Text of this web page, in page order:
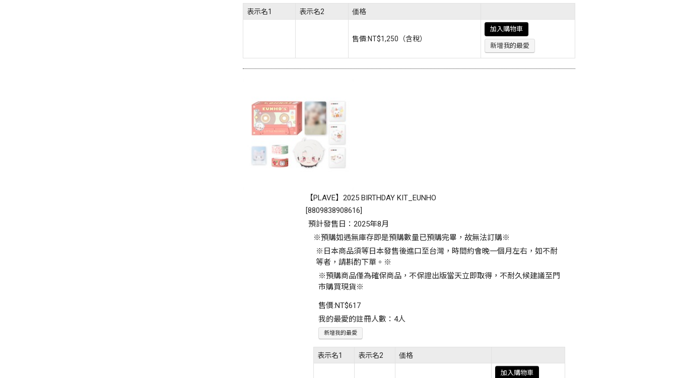
表示名1 表示名2 価格
售價:NT$1,250 （含稅）
加入購物車
新增我的最愛
【PLAVE】2025 BIRTHDAY KIT_EUNHO
[8809838908616]
預計發售日：2025年8月
※預購如遇無庫存即是預購數量已預購完畢，故無法訂購※
※日本商品須等日本發售後進口至台灣，時間約會晚一個月左右，如不耐
等者，請斟酌下單。※
※預購商品僅為確保商品，不保證出版當天立即取得，不耐久候建議至門
市購買現貨※
售價:NT$617
我的最愛的註冊人數：4人
新增我的最愛
表示名1 表示名2 価格
加入購物車